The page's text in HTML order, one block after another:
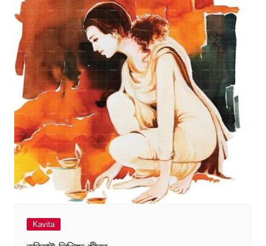
Kavita